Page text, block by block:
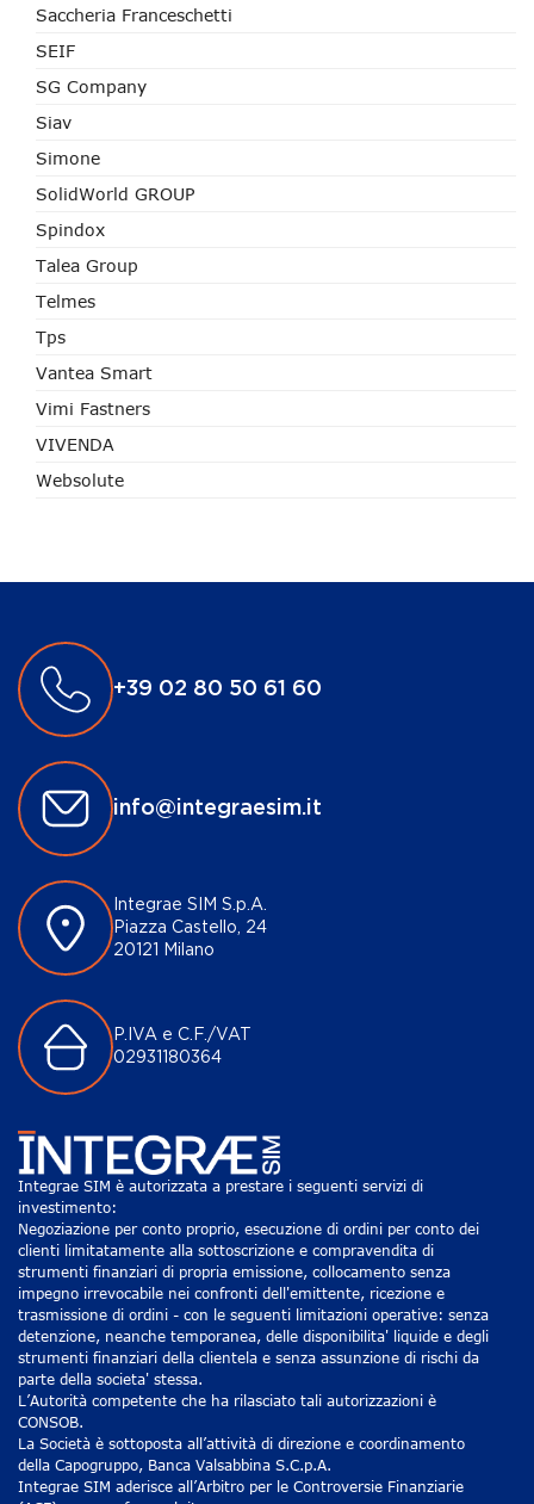
Saccheria Franceschetti
SEIF
SG Company
Siav
Simone
SolidWorld GROUP
Spindox
Talea Group
Telmes
Tps
Vantea Smart
Vimi Fastners
VIVENDA
Websolute
+39 02 80 50 61 60
info@integraesim.it
Integrae SIM S.p.A.
Piazza Castello, 24
20121 Milano
P.IVA e C.F./VAT
02931180364
Integrae SIM è autorizzata a prestare i seguenti servizi di
investimento:
Negoziazione per conto proprio, esecuzione di ordini per conto dei
clienti limitatamente alla sottoscrizione e compravendita di
strumenti finanziari di propria emissione, collocamento senza
impegno irrevocabile nei confronti dell'emittente, ricezione e
trasmissione di ordini - con le seguenti limitazioni operative: senza
detenzione, neanche temporanea, delle disponibilita' liquide e degli
strumenti finanziari della clientela e senza assunzione di rischi da
parte della societa' stessa.
L’Autorità competente che ha rilasciato tali autorizzazioni è
CONSOB.
La Società è sottoposta all’attività di direzione e coordinamento
della Capogruppo, Banca Valsabbina S.C.p.A.
Integrae SIM aderisce all’Arbitro per le Controversie Finanziarie